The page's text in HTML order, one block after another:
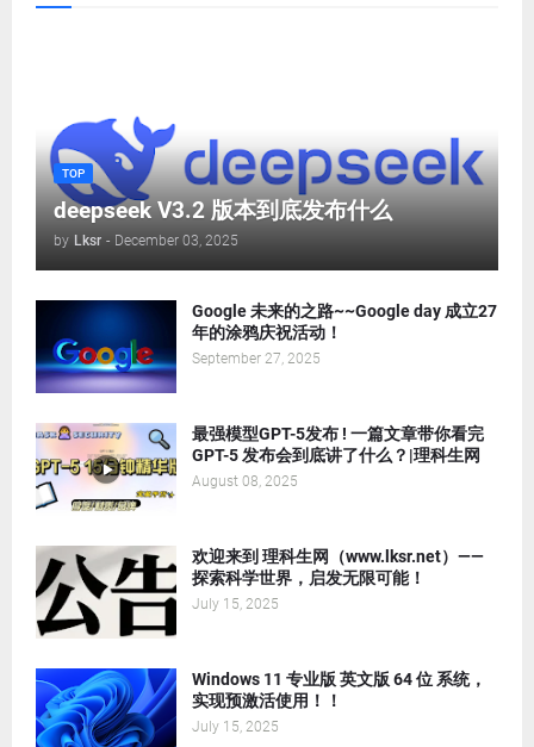
TOP
deepseek V3.2 版本到底发布什么
by Lksr - December 03, 2025
Google 未来的之路~~Google day 成立27
年的涂鸦庆祝活动！
September 27, 2025
最强模型GPT-5发布 ! 一篇文章带你看完
GPT-5 发布会到底讲了什么？|理科生网
August 08, 2025
欢迎来到 理科生网（www.lksr.net）——
探索科学世界，启发无限可能！
July 15, 2025
Windows 11 专业版 英文版 64 位 系统，
实现预激活使用！！
July 15, 2025